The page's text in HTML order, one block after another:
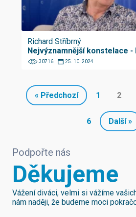
Richard Stříbrný
Nejvýznamnější konstelace -
30716 25. 10. 2024
« Předchozí 1 2
6 Další »
Podpořte nás
Děkujeme
Vážení diváci, velmi si vážíme
nám naději, že budeme moci